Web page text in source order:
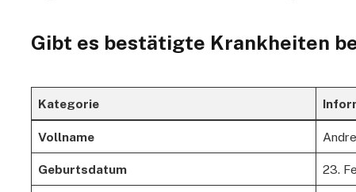
Gibt es bestätigte Krankheiten
Kategorie
Vollname
Geburtsdatum 23.